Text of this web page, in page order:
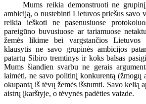
Mums reikia demonstruoti ne grupinį
ambiciją, o nustebinti Lietuvos priešus savo
reikia ieškoti ne pasenusiuose
pareigūno buvusiuose ar tariamuose
žemės likime bei vargstančios
klausytis ne savo grupinės ambicijos
patartų Sibiro tremtinys ir koks balsas
Mums šiandien svarbu ne gerais
laimėti, ne savo politinį konkurentą (žmogų
okupantą iš tėvų žemės išstumti. Savo kelią
aistrų įkarštyje, o tėvynės padėties vaizde.